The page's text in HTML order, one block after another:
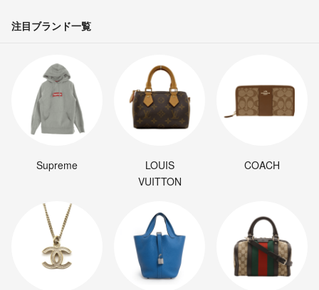
注目ブランド一覧
Supreme
LOUIS
VUITTON
COACH